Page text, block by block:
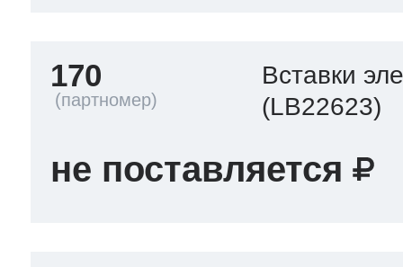
170
Вставки
(LB22623)
не поставляется